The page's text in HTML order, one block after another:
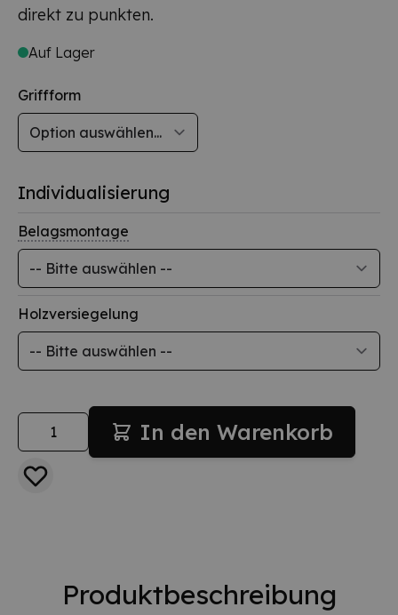
direkt zu punkten.
Auf Lager
Griffform
Individualisierung
Belagsmontage
Holzversiegelung
Menge In den Warenkorb
Produktbeschreibung